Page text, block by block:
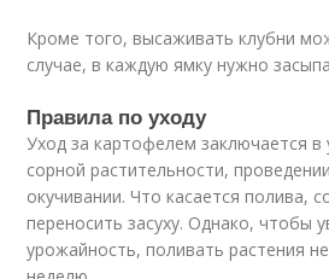
Кроме того, высаживать клубни
случае, в каждую ямку нужно
Правила по уходу
Уход за картофелем заключается в
сорной растительности,
окучивании. Что касается полива,
переносить засуху. Однако, чтобы
урожайность, поливать растения